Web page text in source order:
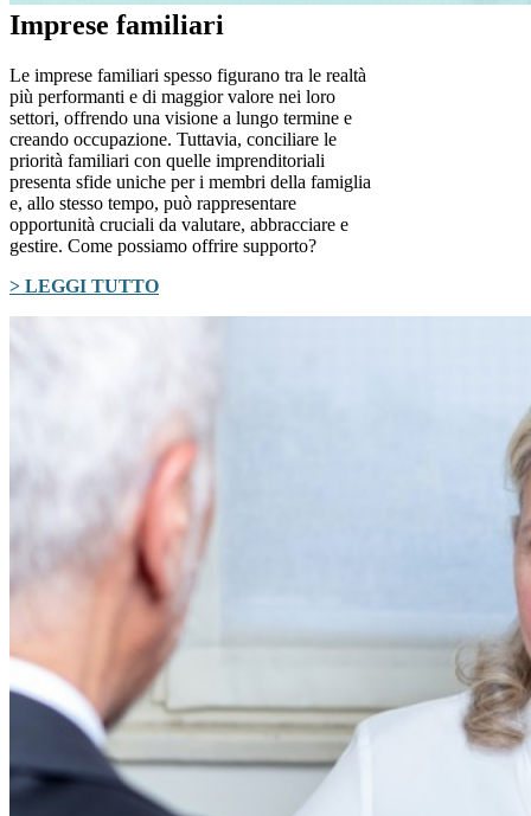
Imprese familiari
Le imprese familiari spesso figurano tra le realtà
più performanti e di maggior valore nei loro
settori, offrendo una visione a lungo termine e
creando occupazione. Tuttavia, conciliare le
priorità familiari con quelle imprenditoriali
presenta sfide uniche per i membri della famiglia
e, allo stesso tempo, può rappresentare
opportunità cruciali da valutare, abbracciare e
gestire. Come possiamo offrire supporto?
> LEGGI TUTTO